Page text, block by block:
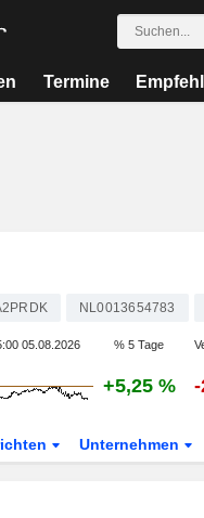
Termine
NL0013654783
05.08.2026 % 5 Tage
+5,25 %
Unternehmen